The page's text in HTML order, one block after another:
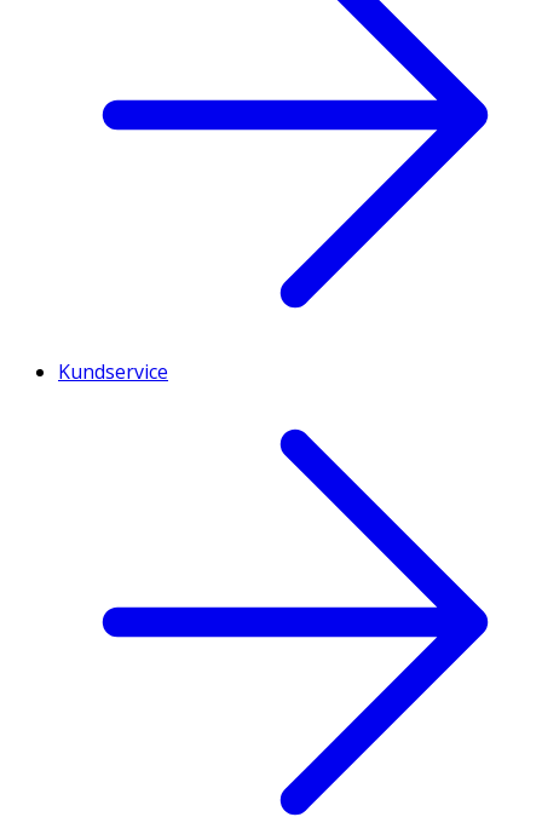
Kundservice